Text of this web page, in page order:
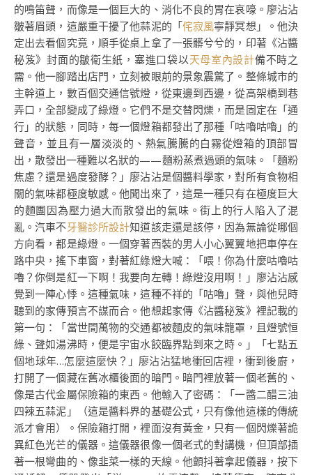
的鳴笛聲，而像是一個巨大的、消化不良的胃在哀嚎。廖沾沾
皺著眉頭，這嚴重干擾了他蒜泥的「侘寂風寧靜冥想」。他決
定出去看個究竟，順手從桌上拿了一張髒兮兮的，印著《沾醬
秘笈》封面的皺衛生紙，塞進口袋以天母室內設計備不時之
需。他一腳踏出店門，立刻被眼前的景象震驚了。整條城市的
主幹道上，數百個交通信號燈，從東邊到西邊，從高架橋到巷
弄口，全部變成了綠燈。它們不是交替閃爍，而是固定在「通
行」的狀態，同時，每一個燈箱都發出了那種「咕嚕咕嚕」的
聲音，並且有一層淡淡的、熱氣騰騰的白霧從燈箱的頂部冒
出，散發出一種難以名狀的——麵粉蒸煮過頭的氣味。「麵粉
焦慮？還是過度發酵？」廖沾沾是個醬料學家，對所有食物相
關的氣味都極度敏感。他聞出來了，這是一種只有在極度巨大
的麵團因為壓力過大而散發出的氣味。街上的行人陷入了混
亂。汽車不牙醫診所設計知道該走還是該停，因為無論從哪個
方向看，都是綠燈。一個穿著西裝的男人小心翼翼地把車停在
路中央，搖下車窗，對著紅綠燈大喊：「喂！你為什麼咕嚕咕
嚕？你倒是紅一下啊！我要向左轉！綠燈沒用啊！」廖沾沾感
覺到一陣心悸。這種氣味，這種不祥的「咕嚕」聲，與他兒時
聽到的家傳預言不謀而合。他想起家傳《沾醬秘笈》裡記載的
第一句：「當世間萬物的交通都被麵皮的氣味籠罩，且燈號恒
綠、聲如湯沸時，便是宇宙水餃臨界點到來之時。」「七點五
個地球年…怎麼這麼快？」廖沾沾猛地衝回店裡，衝到後廚，
打開了一個藏在舊冰櫃後面的暗門。暗門裡放著一個老舊的、
像是古代金屬保險箱的東西。他輸入了密碼：「一醬二醋三油
四辣五蒜泥」（這是醬料界的基礎公式，只有像他這樣的傳統
派才會用）。保險箱打開，裡面沒有黃金，只有一個閃爍著詭
異紅色光芒的儀器。這儀器很像一個老式的對講機，但頂部插
著一根彎曲的、像韭菜一樣的天線。他顫抖著拿起儀器，按下